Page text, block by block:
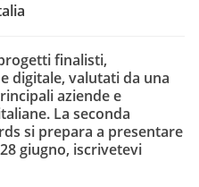
finalisti,
digitale, valutati da una
aziende e
La seconda
si prepara a presentare
giugno, iscrivetevi